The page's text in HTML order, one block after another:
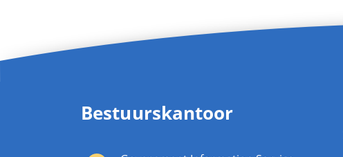
Bestuurskantoor